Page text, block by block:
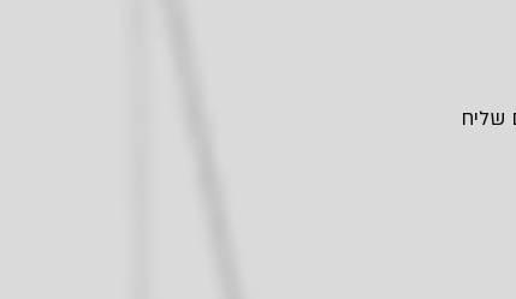
שליח